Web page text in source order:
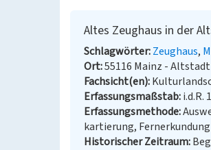
Altes Zeughaus in der
Schlagwörter Zeughaus
Ort 55116 Mainz - Altstadt
Fachsicht(en)
Erfassungsmaßstab i.d.R.
Erfassungsmethode
kartierung, Fernerkundung
Historischer Zeitraum